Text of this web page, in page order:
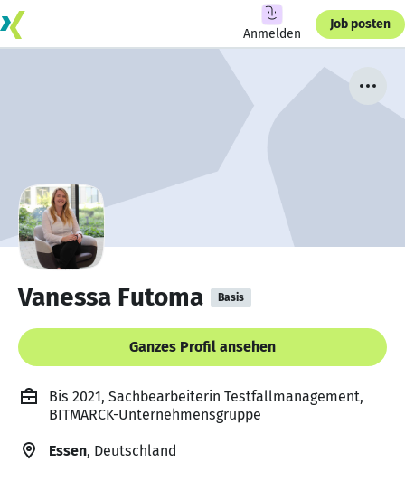
Anmelden
Job posten
Vanessa Futoma Basis
Ganzes Profil ansehen
Bis 2021, Sachbearbeiterin Testfallmanagement,
BITMARCK-Unternehmensgruppe
Essen, Deutschland